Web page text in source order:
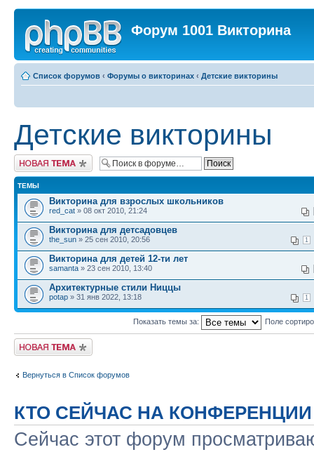
Форум 1001 Викторина
Список форумов ‹ Форумы о викторинах ‹ Детские викторины
Детские викторины
Новая тема
ТЕМЫ
Викторина для взрослых школьников
red_cat » 08 окт 2010, 21:24
Викторина для детсадовцев
1
the_sun » 25 сен 2010, 20:56
Викторина для детей 12-ти лет
samanta » 23 сен 2010, 13:40
Архитектурные стили Ниццы
1
potap » 31 янв 2022, 13:18
Показать темы за: Поле
Новая тема
Вернуться в Список форумов
КТО СЕЙЧАС НА КОНФЕРЕНЦИИ
Сейчас этот форум